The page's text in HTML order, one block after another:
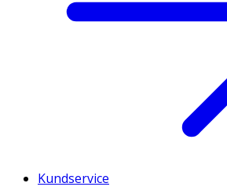
Kundservice